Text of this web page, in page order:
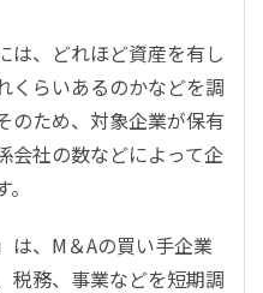
は、どれほど資産を有し
くらいあるのかなどを調
のため、対象企業が保有
会社の数などによって企
は、M＆Aの買い手企業
税務、事業などを短期調